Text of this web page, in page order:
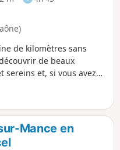
de kilomètres sans
de beaux
sereins et, si vous avez
Mance en